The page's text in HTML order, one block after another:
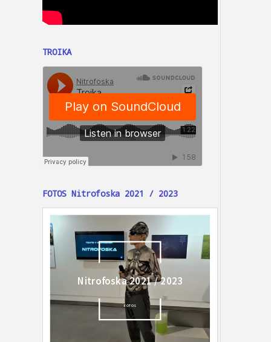
TROIKA
FOTOS Nitrofoska 2021 / 2023